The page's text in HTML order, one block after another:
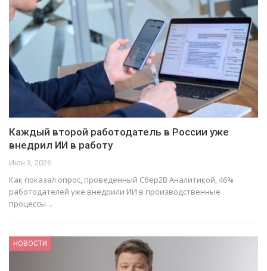
Каждый второй работодатель в России уже
внедрил ИИ в работу
Июн 3, 2026
Как показал опрос, проведенный Сбер2В Аналитикой, 46%
работодателей уже внедрили ИИ в производственные
процессы…
НОВОСТИ